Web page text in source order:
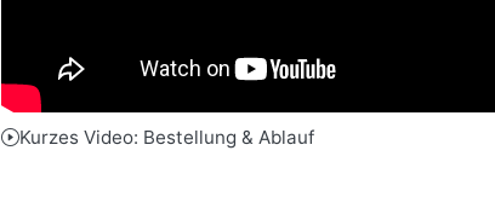
Kurzes Video: Bestellung & Ablauf